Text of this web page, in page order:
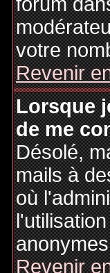
votre
Revenir
Lorsque
de me
Désolé,
mails à
où
Revenir